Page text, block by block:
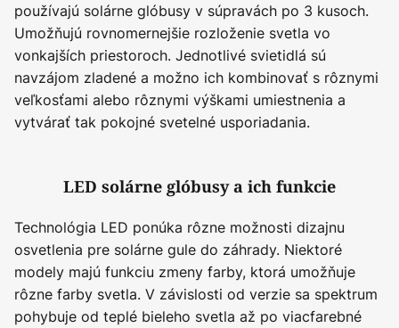
používajú solárne glóbusy v súpravách po 3 kusoch.
Umožňujú rovnomernejšie rozloženie svetla vo
vonkajších priestoroch. Jednotlivé svietidlá sú
navzájom zladené a možno ich kombinovať s rôznymi
veľkosťami alebo rôznymi výškami umiestnenia a
vytvárať tak pokojné svetelné usporiadania.
LED solárne glóbusy a ich funkcie
Technológia LED ponúka rôzne možnosti dizajnu
osvetlenia pre solárne gule do záhrady. Niektoré
modely majú funkciu zmeny farby, ktorá umožňuje
rôzne farby svetla. V závislosti od verzie sa spektrum
pohybuje od teplé bieleho svetla až po viacfarebné